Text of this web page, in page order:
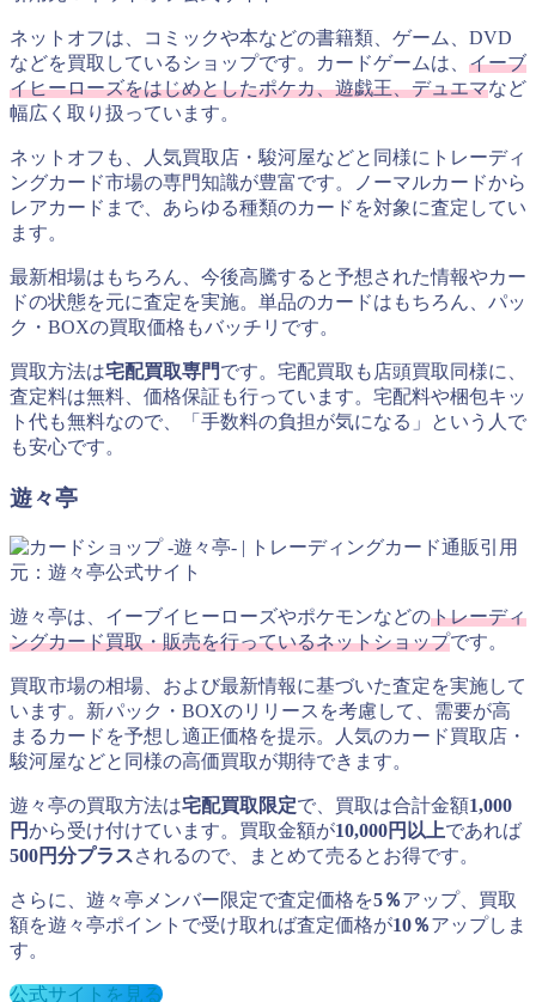
ネットオフは、コミックや本などの書籍類、ゲーム、DVD
などを買取しているショップです。カードゲームは、 イーブ
イヒーローズをはじめとしたポケカ、遊戯王、デュエマなど
幅広く取り扱っています。
ネットオフも、人気買取店・駿河屋などと同様にトレーディ
ングカード市場の専門知識が豊富です。ノーマルカードから
レアカードまで、あらゆる種類のカードを対象に査定してい
ます。
最新相場はもちろん、今後高騰すると予想された情報やカー
ドの状態を元に査定を実施。単品のカードはもちろん、パッ
ク・BOXの買取価格もバッチリです。
買取方法は宅配買取専門です。宅配買取も店頭買取同様に、
査定料は無料、価格保証も行っています。宅配料や梱包キッ
ト代も無料なので、「手数料の負担が気になる」という人で
も安心です。
遊々亭
引用
元：遊々亭公式サイト
遊々亭は、イーブイヒーローズやポケモンなどのトレーディ
ングカード買取・販売を行っているネットショップです。
買取市場の相場、および最新情報に基づいた査定を実施して
います。新パック・BOXのリリースを考慮して、需要が高
まるカードを予想し適正価格を提示。人気のカード買取店・
駿河屋などと同様の高価買取が期待できます。
遊々亭の買取方法は宅配買取限定で、買取は合計金額1,000
円から受け付けています。買取金額が10,000円以上であれば
500円分プラスされるので、まとめて売るとお得です。
さらに、遊々亭メンバー限定で査定価格を5％アップ、買取
額を遊々亭ポイントで受け取れば査定価格が10％アップしま
す。
公式サイトを見る